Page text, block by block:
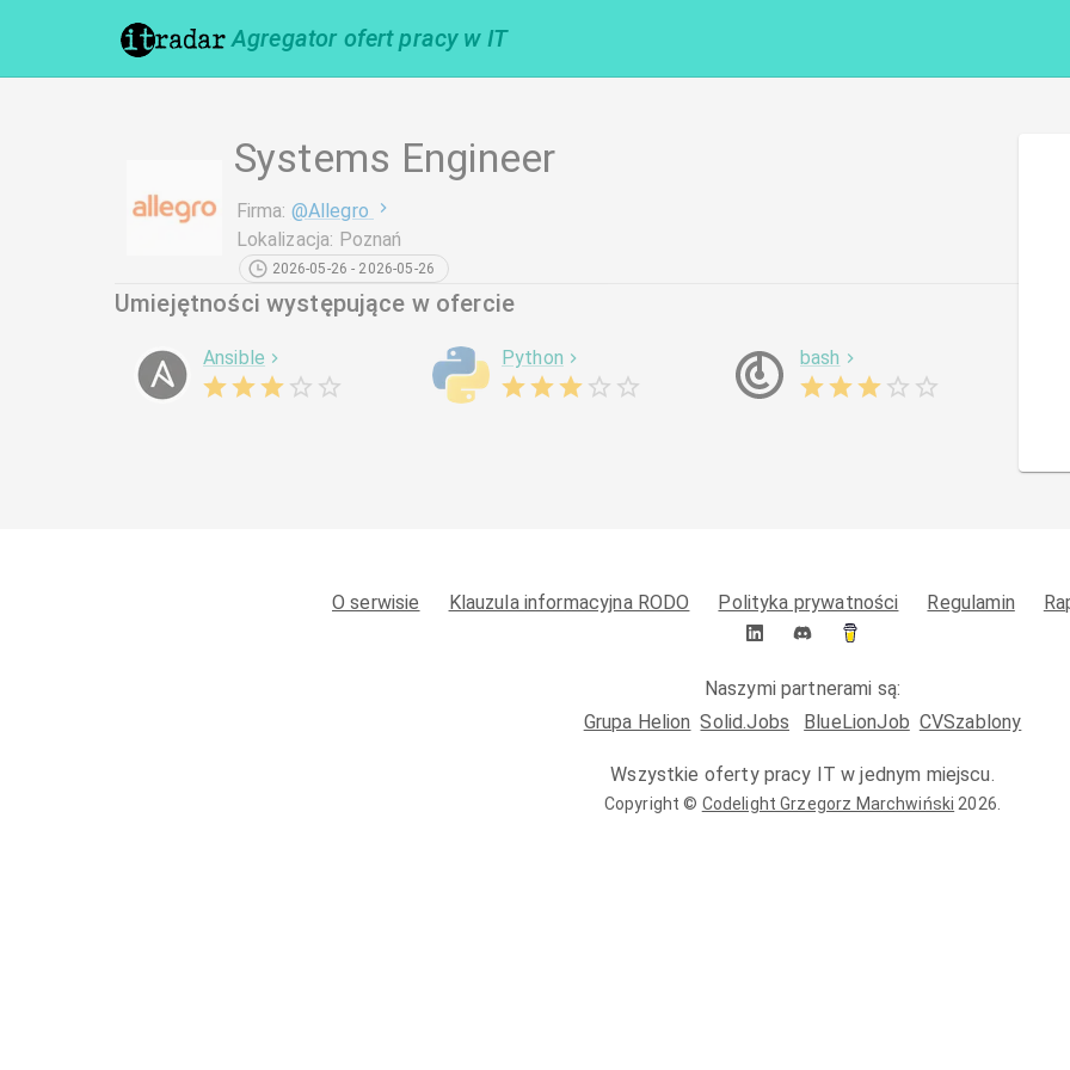
Agregator ofert pracy w IT
Systems Engineer
Firma: @Allegro
Lokalizacja: Poznań
2026-05-26 - 2026-05-26
Umiejętności występujące w ofercie
Ansible Python bash
O serwisie Klauzula informacyjna RODO Polityka prywatności Regulamin
Naszymi partnerami są:
Grupa Helion Solid.Jobs BlueLionJob CVSzablony
Wszystkie oferty pracy IT w jednym miejscu.
Copyright © Codelight Grzegorz Marchwiński 2026.